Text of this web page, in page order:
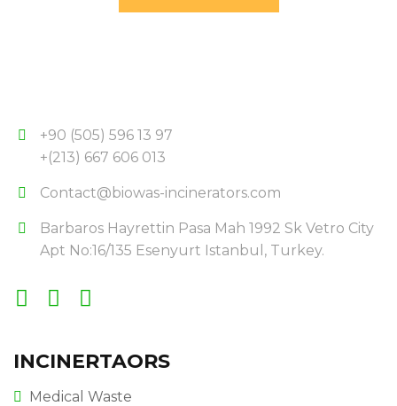
+90 (505) 596 13 97
+(213) 667 606 013
Contact@biowas-incinerators.com
Barbaros Hayrettin Pasa Mah 1992 Sk Vetro City
Apt No:16/135 Esenyurt Istanbul, Turkey.
INCINERTAORS
Medical Waste